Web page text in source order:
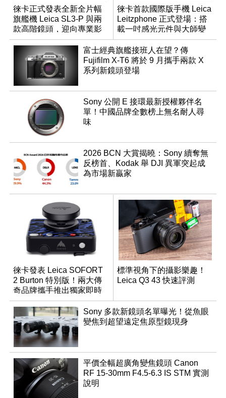
徠卡正式發表全新全片幅
旗艦機 Leica SL3-P 與兩
款高階鏡頭，迎向專業影
音全方位演進
徠卡首款國際版手機 Leica
Leitzphone 正式登場：搭
載一吋感光元件與大師變
焦環
富士經典旗艦接班人在望？傳
Fujifilm X-T6 將於 9 月攜手兩款 X
系列新鏡頭登場
Sony 公開 E 接環最新授權夥伴名
單！中國品牌全數榜上無名耐人尋
味
2026 BCN 大賞揭曉：Sony 續奪無
反榜首、Kodak 舉 DJI 異軍突起成
為市場新贏家
徠卡發表 Leica SOFORT
2 Burton 特別版！兩大傳
奇品牌攜手推出獨家即時
成像相機
標準視角下的攝影樂趣！
Leica Q3 43 快速評測
Sony 多款新鏡頭名單曝光！從魚眼
變焦到超望遠定焦原型鏡現身
平價全幅超廣角變焦鏡頭 Canon
RF 15-30mm F4.5-6.3 IS STM 實測
說明